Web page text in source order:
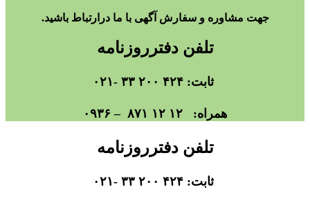
جهت مشاوره و سفارش آگهی با ما درارتباط باشید.
تلفن دفترروزنامه
ثابت: ۴۲۴ ۲۰۰ ۳۳ -۰۲۱
همراه: ۱۲ ۱۲ ۸۷۱ – ۰۹۳۶
تلفن دفترروزنامه
ثابت: ۴۲۴ ۲۰۰ ۳۳ -۰۲۱